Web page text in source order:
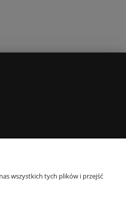
| REGON: 276403698
wszystkich tych plików i przejść